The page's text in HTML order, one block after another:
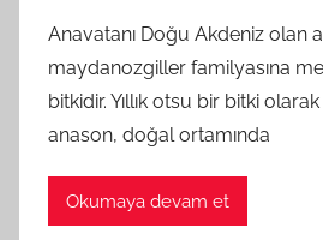
Anavatanı Doğu Akdeniz olan
maydanozgiller familyasına
bitkidir. Yıllık otsu bir bitki
anason, doğal ortamında
Okumaya devam et